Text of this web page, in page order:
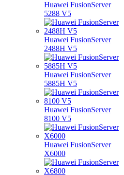
Huawei FusionServer
5288 V5
Huawei FusionServer
2488H V5
Huawei FusionServer
5885H V5
Huawei FusionServer
8100 V5
Huawei FusionServer
X6000